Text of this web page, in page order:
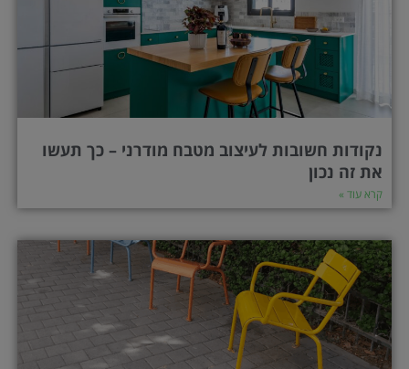
נקודות חשובות לעיצוב מטבח מודרני – כך תעשו
את זה נכון
קרא עוד »